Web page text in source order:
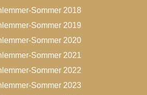
Sommer 2018
Sommer 2019
Sommer 2020
Sommer 2021
Sommer 2022
Sommer 2023